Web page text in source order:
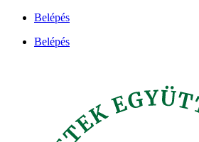
Ugrás
tartalomhoz
Belépés
Belépés